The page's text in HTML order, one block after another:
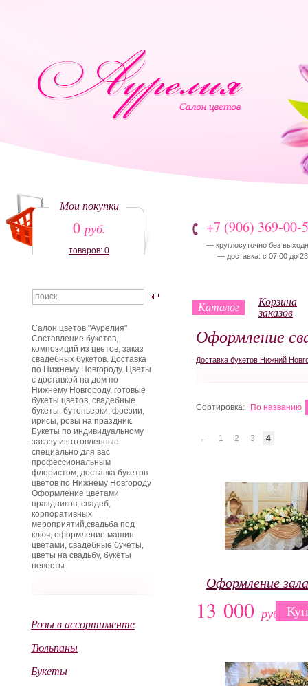
Мои покупки
0 руб.
товаров: 0
+7 (906) 369-00-
— круглосуточно без
— доставка: с 07:00 до
Каталог Корзина
заказов
Оформление
Доставка букетов Нижний
Сортировка: По названию
← 1 2 3 4
Оформление
13 000 руб.
Салон цветов "Аурелия"
Составление букетов,
композиций из цветов, заказ
свадебных букетов. Доставка
по Нижнему Новгороду. Цветы
с доставкой на дом по
Нижнему Новгороду, готовые
букеты цветов, свадебные
букеты, бутоньерки, фрезии,
ирисы, розы на праздник.
Букеты по индивидуальному
заказу изготовленные
специально для вас
профессиональным
флористом, доставка букетов
цветов по Нижнему Новгороду
Оформление цветами
праздников, свадеб,
корпоративных
мероприятий,свадьба под
ключ, оформление машин
цветами, свадебные букеты,
цветы на свадьбу, букеты
невесты.
Розы в ассортименте
Тюльпаны
Букеты